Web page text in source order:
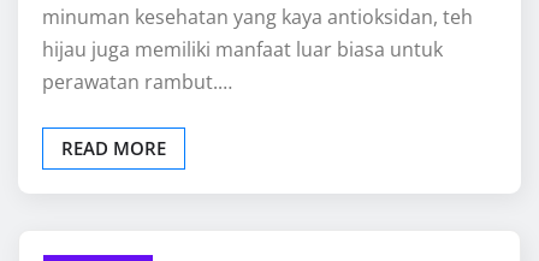
minuman kesehatan yang kaya antioksidan, teh
hijau juga memiliki manfaat luar biasa untuk
perawatan rambut.…
READ MORE